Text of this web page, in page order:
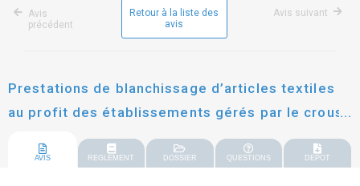
Avis
précédent
Retour à la liste des
avis
Avis suivant
Prestations de blanchissage d’articles textiles
au profit des établissements gérés par le crous
de lille sur le secteur de valenciennes, douai et
leurs environs.
AVIS REGLEMENT DOSSIER QUESTIONS DEPOT